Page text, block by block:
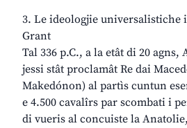
3. Le ideologjie universalistiche
Grant
Tal 336 p.C., a la etât di 20 agns,
jessi stât proclamât Re dai
Makedónon) al partìs cuntun
e 4.500 cavalîrs par scombati i
di vueris al concuiste la